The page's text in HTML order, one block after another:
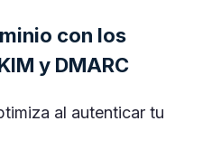
con los
y DMARC
al autenticar tu